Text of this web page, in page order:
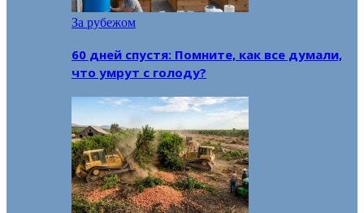
За рубежом
60 дней спустя: Помните, как все думали,
что умрут с голоду?